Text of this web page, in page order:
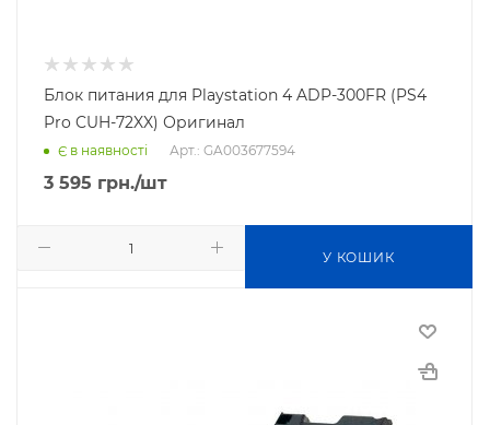
Блок питания для Playstation 4 ADP-300FR (PS4
Pro CUH-72XX) Оригинал
Є в наявності Арт.: GA003677594
3 595 грн./шт
У КОШИК